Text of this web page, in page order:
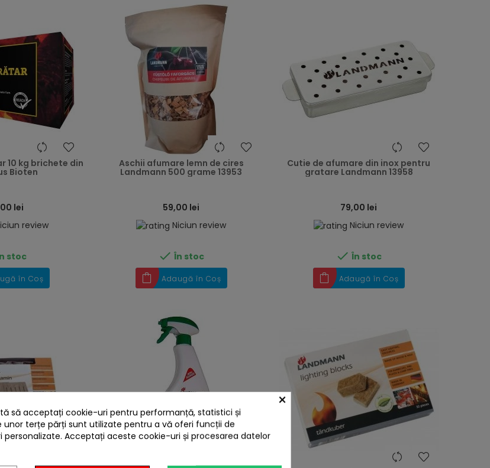
heart
10 kg brichete din
Bioten
lei
review
stoc
în Coș
heart
Aschii afumare lemn de cires
Landmann 500 grame 13953
59,00 lei
Niciun review
 În stoc
Adaugă în Coș
heart
Cutie de afumare din inox pentru
gratare Landmann 13958
79,00 lei
Niciun review
 În stoc
Adaugă în Coș
heart
×
să acceptați cookie-uri pentru performanță, statistici și
unor terțe părți sunt utilizate pentru a vă oferi funcții de
Acceptați aceste cookie-uri și procesarea datelor